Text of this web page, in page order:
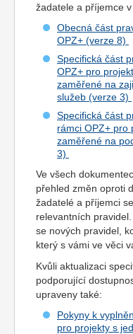
žadatele a příjemce v
Obecná část
OPZ+ (verze 8)
Specifická část
OPZ+ pro
zaměřené na
služeb (verze 3)
Specifická část
rámci OPZ+ pro
zaměřené na
3)
Ve všech
přehled změn oproti
žadatelé a příjemci
relevantních
se nových pravidel,
který s vámi ve věci
Kvůli aktualizaci
podporující
upraveny také:
Pokyny k
pro projekty s